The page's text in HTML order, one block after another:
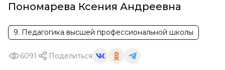
Пономарева Ксения Андреевна
9. Педагогика высшей профессиональной школы
6091 Поделиться